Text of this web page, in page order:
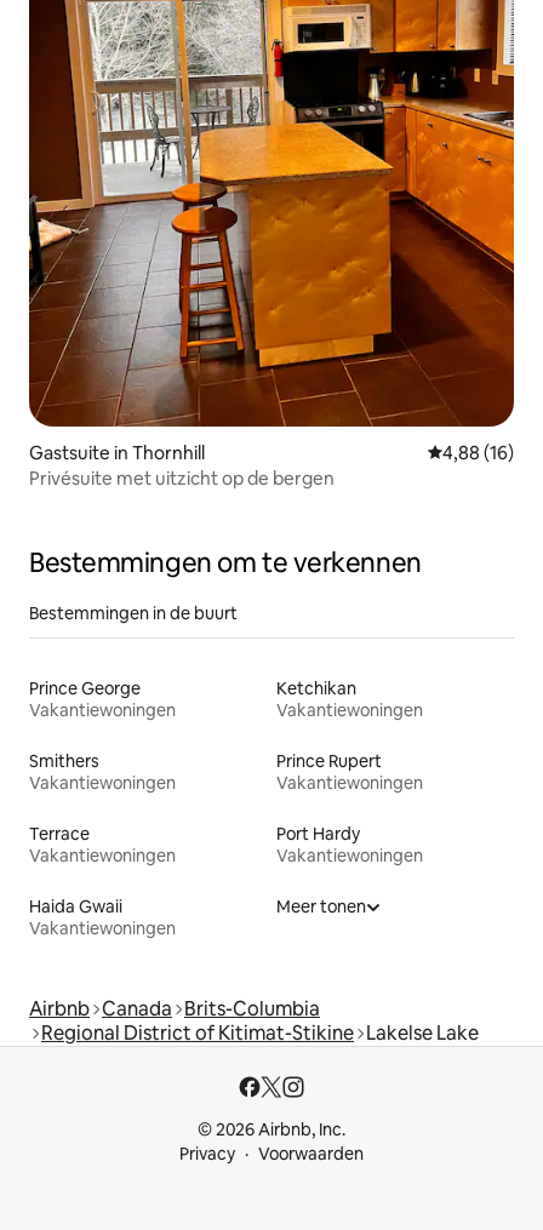
Gastsuite in Thornhill Gemiddelde
4,88 (16)
Privésuite met uitzicht op de bergen
Bestemmingen om te verkennen
Bestemmingen in de buurt
Prince George
Vakantiewoningen
Ketchikan
Vakantiewoningen
Smithers
Vakantiewoningen
Prince Rupert
Vakantiewoningen
Terrace
Vakantiewoningen
Port Hardy
Vakantiewoningen
Haida Gwaii
Vakantiewoningen
Meer tonen
Airbnb Canada Brits-Columbia
Regional District of Kitimat-Stikine Lakelse Lake
© 2026 Airbnb, Inc.
Privacy
Voorwaarden